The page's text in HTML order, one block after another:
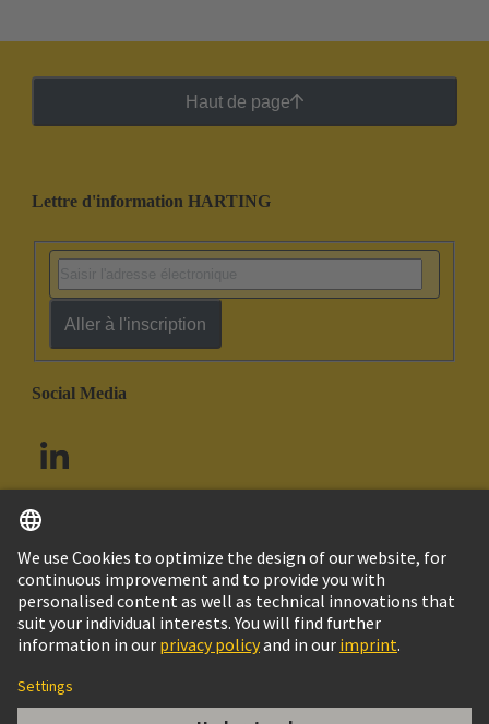
Haut de page
Lettre d'information HARTING
Aller à l'inscription
Social Media
Canada Français
© HARTING Technology Group
Contact